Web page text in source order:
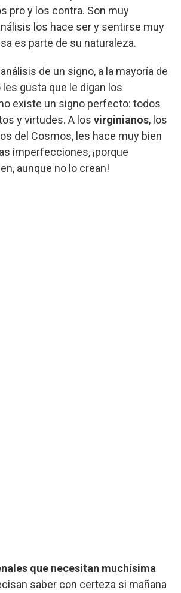
pro y los contra. Son muy
los hace ser y sentirse muy
es parte de su naturaleza.
de un signo, a la mayoría de
les gusta que le digan los
existe un signo perfecto: todos
y virtudes. A los virginianos, los
del Cosmos, les hace muy bien
imperfecciones, ¡porque
aunque no lo crean!
que necesitan muchísima
saber con certeza si mañana